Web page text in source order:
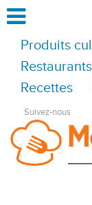
Produits
Restaurants
Recettes
Suivez-nous